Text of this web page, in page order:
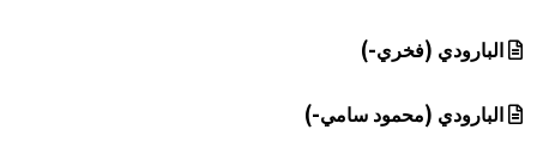
البارودي (فخري-)
البارودي (محمود سامي-)